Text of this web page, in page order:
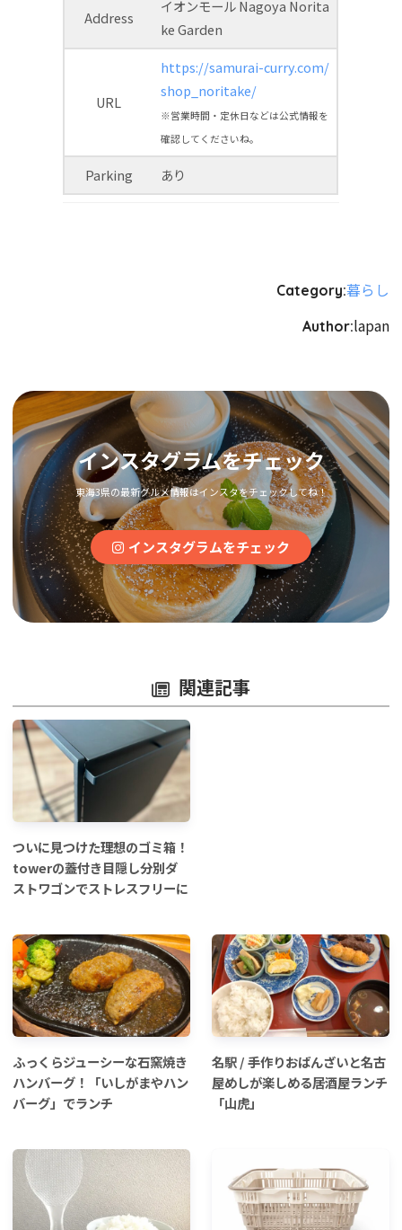
Address
イオンモール Nagoya Norita
ke Garden
URL
https://samurai-curry.com/
shop_noritake/
※営業時間・定休日などは公式情報を
確認してくださいね。
Parking あり
Category:暮らし
Author:lapan
インスタグラムをチェック
東海3県の最新グルメ情報はインスタをチェックしてね！
インスタグラムをチェック
関連記事
ついに見つけた理想のゴミ箱！
towerの蓋付き目隠し分別ダ
ストワゴンでストレスフリーに
ふっくらジューシーな石窯焼き
ハンバーグ！「いしがまやハン
バーグ」でランチ
名駅 / 手作りおばんざいと名古
屋めしが楽しめる居酒屋ランチ
「山虎」